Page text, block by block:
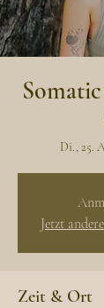
Di., 25.
Jetzt
Zeit & Ort